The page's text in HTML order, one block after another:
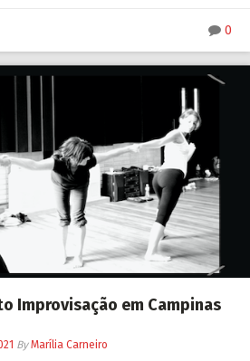
0
Improvisação em Campinas
ByMarília Carneiro